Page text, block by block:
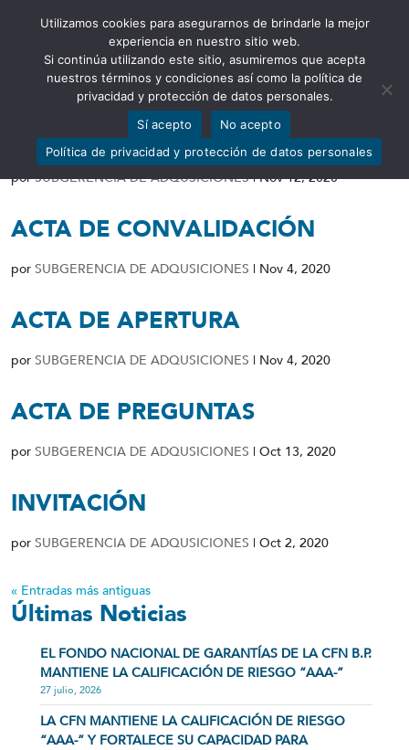
Abrir barra de herramientas
ACTA DE CALIFICACIÓN
porSUBGERENCIA DE ADQUSICIONES|Nov 12, 2020
ACTA DE CONVALIDACIÓN
por SUBGERENCIA DE ADQUSICIONES | Nov 4, 2020
ACTA DE APERTURA
por SUBGERENCIA DE ADQUSICIONES | Nov 4, 2020
ACTA DE PREGUNTAS
por SUBGERENCIA DE ADQUSICIONES | Oct 13, 2020
INVITACIÓN
por SUBGERENCIA DE ADQUSICIONES | Oct 2, 2020
« Entradas más antiguas
Últimas Noticias
EL FONDO NACIONAL DE GARANTÍAS DE LA CFN B.P.
MANTIENE LA CALIFICACIÓN DE RIESGO “AAA-”
27 julio, 2026
LA CFN MANTIENE LA CALIFICACIÓN DE RIESGO
“AAA-” Y FORTALECE SU CAPACIDAD PARA
Utilizamos cookies para asegurarnos de brindarle la mejor
experiencia en nuestro sitio web.
Si continúa utilizando este sitio, asumiremos que acepta
nuestros términos y condiciones así como la política de
privacidad y protección de datos personales.
Sí acepto
No acepto
Política de privacidad y protección de datos personales